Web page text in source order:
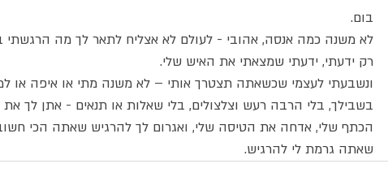
בום.
לא משנה כמה אנסה, אהובי - לעולם לא אצליח לתאר לך מה הרגשתי
רק ידעתי, ידעתי שמצאתי את האיש שלי.
ונשבעתי לעצמי שכשאתה תצטרך אותי – לא משנה מתי או איפה או
בשבילך, בלי הרבה רעש וצלצולים, בלי שאלות או תנאים - אתן לך
הכתף שלי, אדחה את הטיסה שלי, ואגרום לך להרגיש שאתה הכי
שאתה גרמת לי להרגיש.